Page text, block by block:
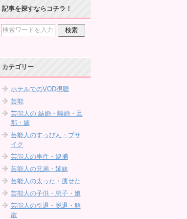
記事を探すならコチラ！
カテゴリー
ホテルでのVOD視聴
芸能
芸能人の 結婚・離婚・旦
那・嫁
芸能人のすっぴん・ブサ
イク
芸能人の事件・逮捕
芸能人の兄弟・姉妹
芸能人の太った・痩せた
芸能人の子供・息子・娘
芸能人の引退・脱退・解
散